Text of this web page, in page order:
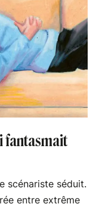
fantasmait
scénariste séduit.
entre extrême